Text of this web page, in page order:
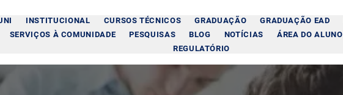
INSTITUCIONAL CURSOS TÉCNICOS GRADUAÇÃO GRADUAÇÃO EAD
SERVIÇOS À COMUNIDADE PESQUISAS BLOG NOTÍCIAS ÁREA DO ALUNO
REGULATÓRIO